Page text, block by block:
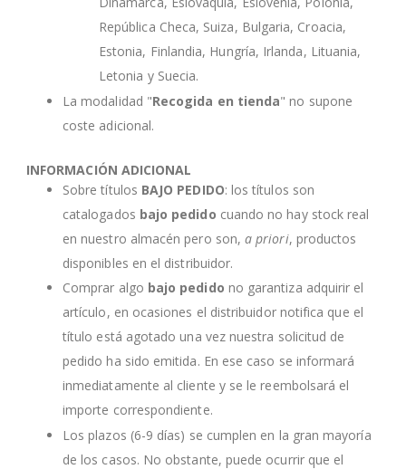
República Checa, Suiza, Bulgaria, Croacia,
Estonia, Finlandia, Hungría, Irlanda, Lituania,
Letonia y Suecia.
La modalidad "Recogida en tienda" no supone
coste adicional.
INFORMACIÓN ADICIONAL
Sobre títulos BAJO PEDIDO: los títulos son
catalogados bajo pedido cuando no hay stock real
en nuestro almacén pero son,a priori, productos
disponibles en el distribuidor.
Comprar algo bajo pedido no garantiza adquirir el
artículo, en ocasiones el distribuidor notifica que el
título está agotado una vez nuestra solicitud de
pedido ha sido emitida. En ese caso se informará
inmediatamente al cliente y se le reembolsará el
importe correspondiente.
Los plazos (6-9 días) se cumplen en la gran mayoría
de los casos. No obstante, puede ocurrir que el